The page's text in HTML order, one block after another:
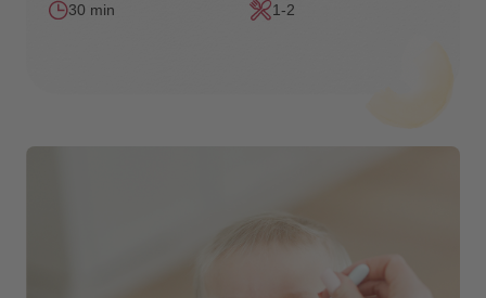
30 min 1-2